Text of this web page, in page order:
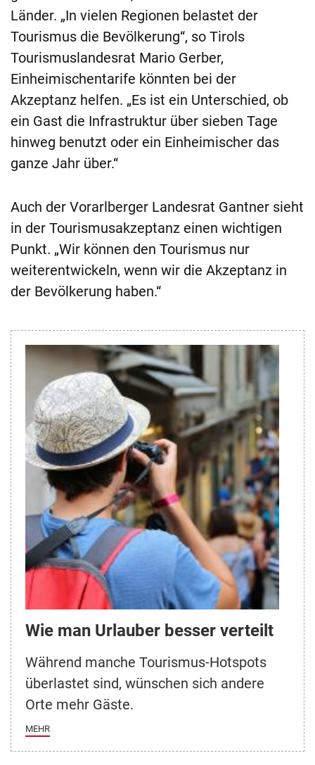
Länder. „In vielen Regionen belastet der
Tourismus die Bevölkerung“, so Tirols
Tourismuslandesrat Mario Gerber,
Einheimischentarife könnten bei der
Akzeptanz helfen. „Es ist ein Unterschied, ob
ein Gast die Infrastruktur über sieben Tage
hinweg benutzt oder ein Einheimischer das
ganze Jahr über.“
Auch der Vorarlberger Landesrat Gantner sieht
in der Tourismusakzeptanz einen wichtigen
Punkt. „Wir können den Tourismus nur
weiterentwickeln, wenn wir die Akzeptanz in
der Bevölkerung haben.“
Wie man Urlauber besser verteilt
Während manche Tourismus-Hotspots
überlastet sind, wünschen sich andere
Orte mehr Gäste.
MEHR